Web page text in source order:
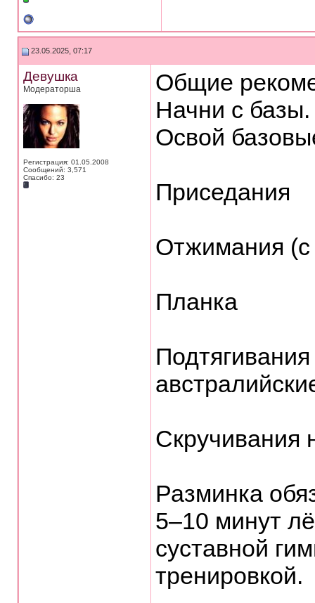
23.05.2025, 07:17
Девушка
Модераторша
Регистрация: 01.05.2008
Сообщений: 3,571
Спасибо: 23
Общие
Начни с базы.
Освой
Приседания
Отжимания
Планка
Скручивания
Разминка
5–10 минут
суставной
тренировкой.